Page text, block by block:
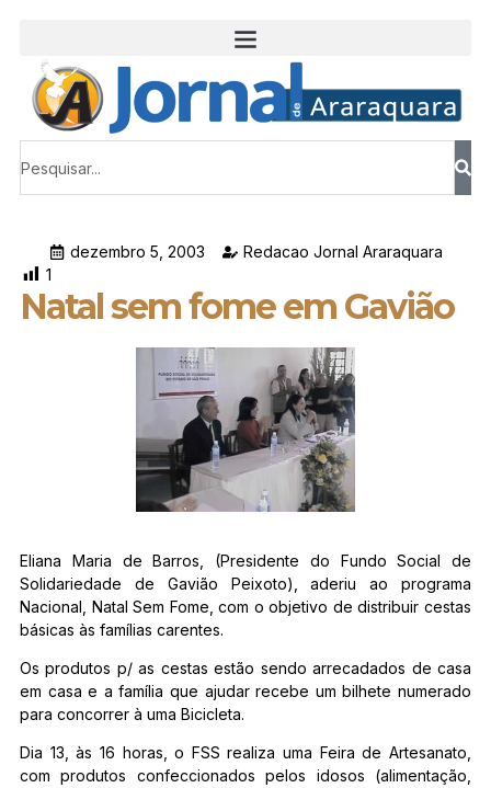
dezembro 5, 2003
Redacao Jornal Araraquara
1
Natal sem fome em Gavião
Eliana Maria de Barros, (Presidente do Fundo Social de
Solidariedade de Gavião Peixoto), aderiu ao programa
Nacional, Natal Sem Fome, com o objetivo de distribuir cestas
básicas às famílias carentes.
Os produtos p/ as cestas estão sendo arrecadados de casa
em casa e a família que ajudar recebe um bilhete numerado
para concorrer à uma Bicicleta.
Dia 13, às 16 horas, o FSS realiza uma Feira de Artesanato,
com produtos confeccionados pelos idosos (alimentação,